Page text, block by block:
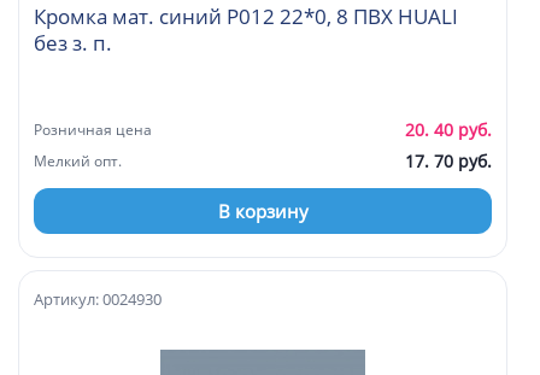
Кромка мат. синий P012 22*0, 8 ПВХ HUALI
без з. п.
Розничная цена 20. 40 руб.
Мелкий опт. 17. 70 руб.
В корзину
Артикул: 0024930